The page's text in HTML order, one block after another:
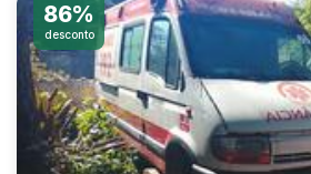
86%
desconto